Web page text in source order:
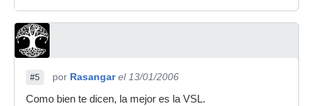
#5 por Rasangar el 13/01/2006
Como bien te dicen, la mejor es la VSL.